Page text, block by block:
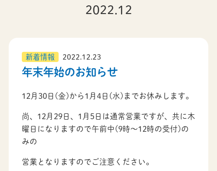
2022.12
新着情報 2022.12.23
年末年始のお知らせ
12月30日(金)から1月4日(水)までお休みします。
尚、12月29日、1月5日は通常営業ですが、共に木
曜日になりますので午前中(9時～12時の受付)の
みの
営業となりますのでご注意ください。